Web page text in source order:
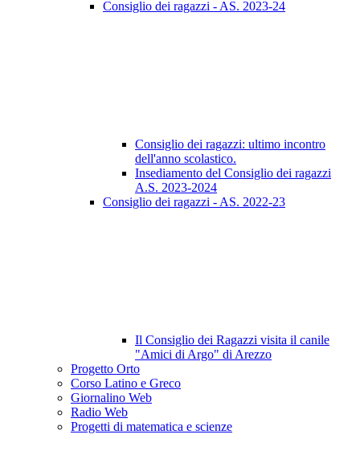
Consiglio dei ragazzi - AS. 2023-24
Consiglio dei ragazzi: ultimo incontro
dell'anno scolastico.
Insediamento del Consiglio dei ragazzi
A.S. 2023-2024
Consiglio dei ragazzi - AS. 2022-23
Il Consiglio dei Ragazzi visita il canile
"Amici di Argo" di Arezzo
Progetto Orto
Corso Latino e Greco
Giornalino Web
Radio Web
Progetti di matematica e scienze